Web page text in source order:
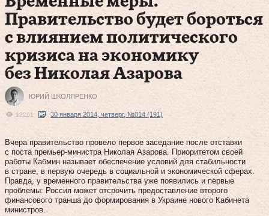
Правительство будет бороться
с влиянием политического
кризиса на экономику
без Николая Азарова
ЮРИЙ ШКОЛЯРЕНКО
12261 30 января 2014, четверг, №014 (191)
Вчера правительство провело первое заседание после отставки
с поста премьер-министра Николая Азарова. Приоритетом своей
работы Кабмин называет обеспечение условий для стабильности
в стране, в первую очередь в социальной и экономической сферах.
Правда, у временного правительства уже появились и первые
проблемы: Россия может отсрочить предоставление второго
финансового транша до формирования в Украине нового Кабинета
министров.